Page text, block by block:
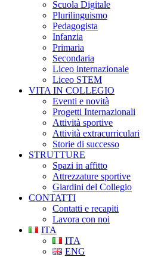
Scuola Digitale
Plurilinguismo
Pedagogista
Infanzia
Primaria
Secondaria
Liceo internazionale
Liceo STEM
VITA IN COLLEGIO
Eventi e novità
Progetti Internazionali
Attività sportive
Attività extracurriculari
Storie di successo
STRUTTURE
Spazi in affitto
Attrezzature sportive
Giardini del Collegio
CONTATTI
Contatti e recapiti
Lavora con noi
ITA
ITA
ENG